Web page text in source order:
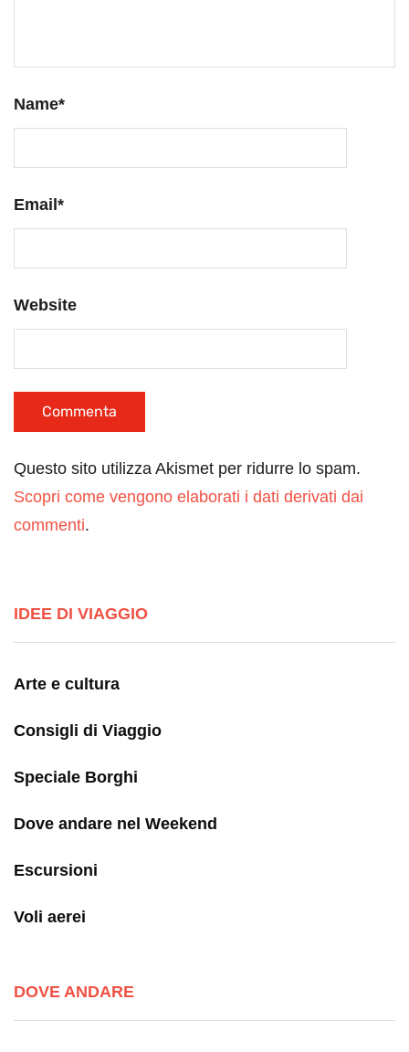
Name*
Email *
Website
Questo sito utilizza Akismet per ridurre lo spam.
Scopri come vengono elaborati i dati derivati dai
commenti.
IDEE DI VIAGGIO
Arte e cultura
Consigli di Viaggio
Speciale Borghi
Dove andare nel Weekend
Escursioni
Voli aerei
DOVE ANDARE